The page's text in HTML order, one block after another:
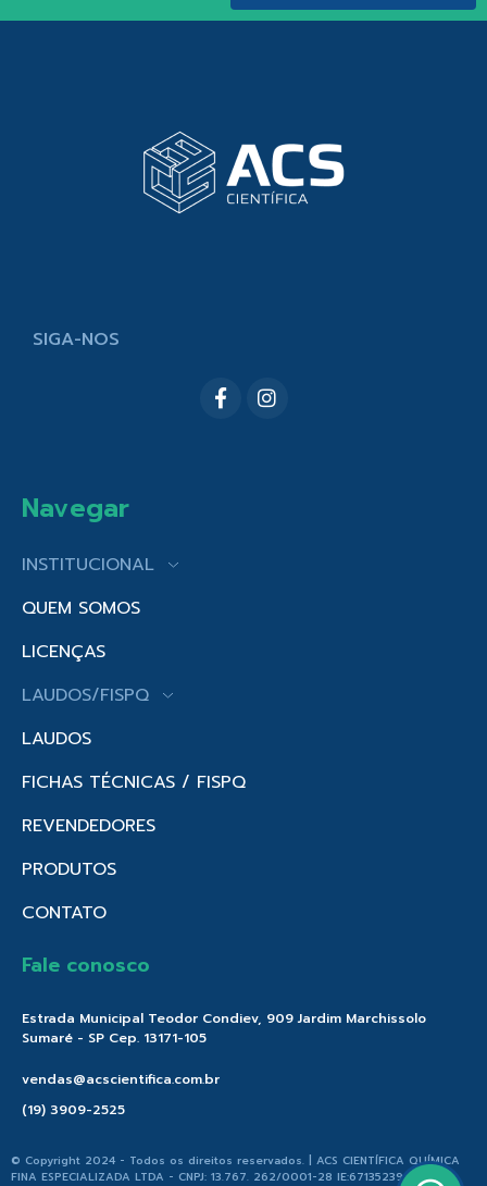
SIGA-NOS
Navegar
INSTITUCIONAL
QUEM SOMOS
LICENÇAS
LAUDOS/FISPQ
LAUDOS
FICHAS TÉCNICAS / FISPQ
REVENDEDORES
PRODUTOS
CONTATO
Fale conosco
Estrada Municipal Teodor Condiev, 909 Jardim Marchissolo
Sumaré - SP Cep. 13171-105
vendas@acscientifica.com.br
(19) 3909-2525
© Copyright 2024 - Todos os direitos reservados. | ACS CIENTÍFICA QUÍMICA
FINA ESPECIALIZADA LTDA - CNPJ: 13.767. 262/0001-28 IE:671352396.176 |